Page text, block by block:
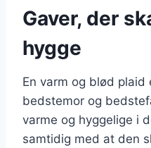
Gaver, der
hygge
En varm og blød
bedstemor og
varme og hyggelige i
samtidig med at den